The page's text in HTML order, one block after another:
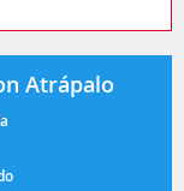
Atrápalo